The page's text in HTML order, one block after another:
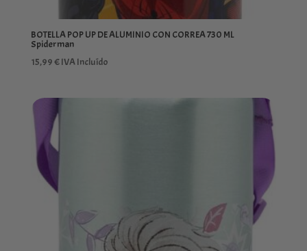
BOTELLA POP UP DE ALUMINIO CON CORREA 730 ML
Spiderman
15,99€IVA Incluído